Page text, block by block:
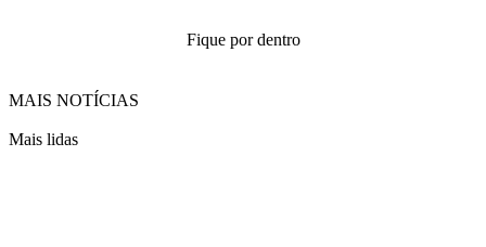
Fique por dentro
MAIS NOTÍCIAS
Mais lidas